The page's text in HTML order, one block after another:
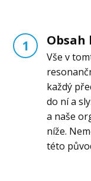
1
Vše v
každý
do ní a
a naše
níže.
této